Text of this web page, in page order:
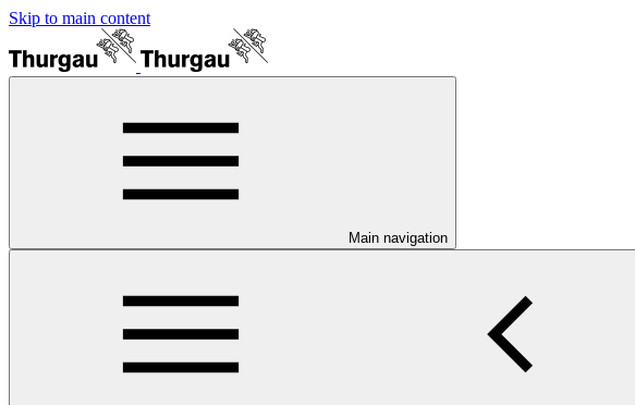
Skip to main content
Main navigation